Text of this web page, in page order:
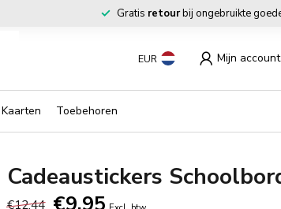
Gratis retourbij ongebruikte
EUR Mijn account
Kaarten Toebehoren
Cadeaustickers
€12,44